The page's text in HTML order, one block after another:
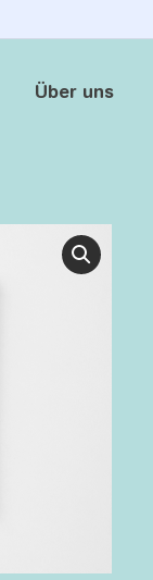
Über uns